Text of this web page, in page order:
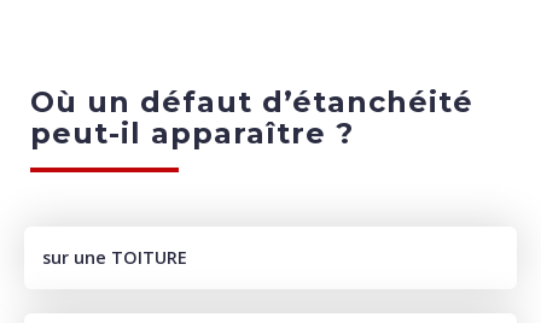
Où un défaut d’étanchéité
peut-il apparaître ?
sur une TOITURE